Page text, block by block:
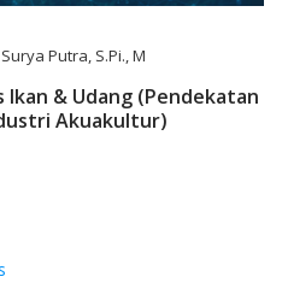
Putra, S.Pi., M
& Udang (Pendekatan
Akuakultur)